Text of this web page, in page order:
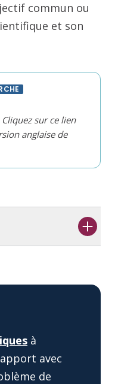
commun ou
et son
sur ce lien
anglaise de
à
avec
de